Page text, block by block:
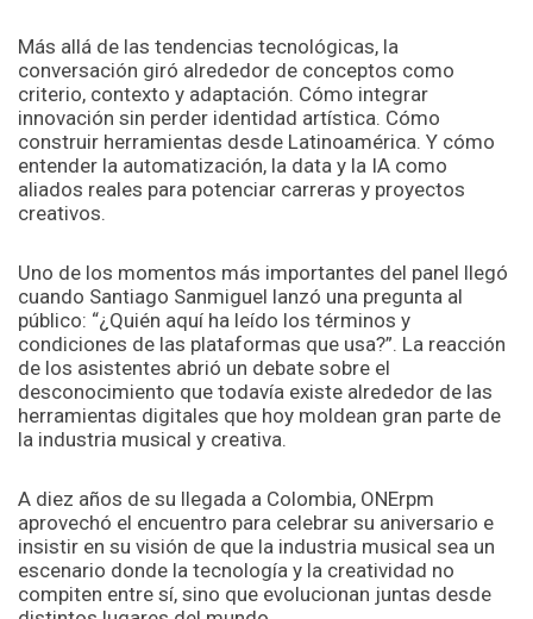
Más allá de las tendencias tecnológicas, la
conversación giró alrededor de conceptos como
criterio, contexto y adaptación. Cómo integrar
innovación sin perder identidad artística. Cómo
construir herramientas desde Latinoamérica. Y cómo
entender la automatización, la data y la IA como
aliados reales para potenciar carreras y proyectos
creativos.
Uno de los momentos más importantes del panel llegó
cuando Santiago Sanmiguel lanzó una pregunta al
público: “¿Quién aquí ha leído los términos y
condiciones de las plataformas que usa?”. La reacción
de los asistentes abrió un debate sobre el
desconocimiento que todavía existe alrededor de las
herramientas digitales que hoy moldean gran parte de
la industria musical y creativa.
A diez años de su llegada a Colombia, ONErpm
aprovechó el encuentro para celebrar su aniversario e
insistir en su visión de que la industria musical sea un
escenario donde la tecnología y la creatividad no
compiten entre sí, sino que evolucionan juntas desde